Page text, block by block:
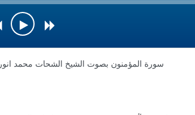
سورة المؤمنون بصوت الشيخ الشحات محمد انور